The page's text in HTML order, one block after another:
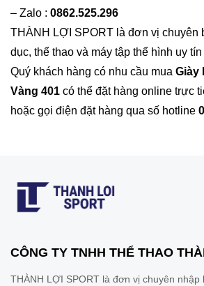
– Zalo : 0862.525.296
THÀNH LỢI SPORT là đơn vị chuyên
dục, thể thao và máy tập thể hình uy
Quý khách hàng có nhu cầu mua Giày
Vàng 401 có thể đặt hàng online trực
hoặc gọi điện đặt hàng qua số hotline
CÔNG TY TNHH THỂ THAO
THÀNH LỢI SPORT là đơn vị chuyên nhập